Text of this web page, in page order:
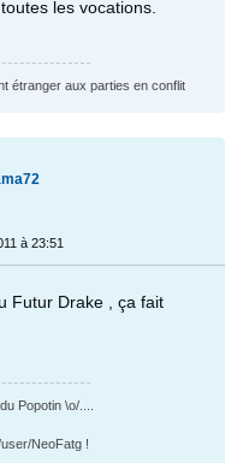
les vocations.
étranger aux parties en conflit
à 23:51
Futur Drake , ça fait
Popotin \o/....
NeoFatg !